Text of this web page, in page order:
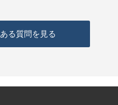
る質問を見る